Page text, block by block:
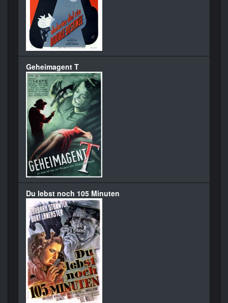
Geheimagent T
Du lebst noch 105 Minuten